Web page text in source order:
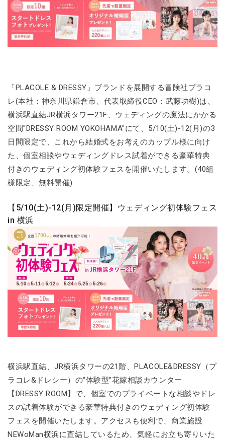
「PLACOLE & DRESSY」ブランドを展開する冒険社プラコ
レ(本社：神奈川県鎌倉市、代表取締役CEO：武藤功樹)は、
横浜駅直結JR横浜タワー21F、ウェディングの魔法にかかる
空間"DRESSY ROOM YOKOHAMA"にて、5/10(土)-12(月)の3
日間限定で、これから結婚式をお考えのカップル様に向け
た、個室相談やウェディングドレス試着ができる豪華特典
付きのウェディング初体験フェスを開催いたします。(40組
様限定、無料開催)
【5/10(土)-12(月)限定開催】ウェディング初体験フェス
in 横浜
横浜駅直結、JR横浜タワーの21階、PLACOLE&DRESSY（プ
ラコレ&ドレシー）の“体験型”花嫁相談カウンター
【DRESSY ROOM】で、個室でのプライベートな相談やドレ
スの試着体験ができる豪華特典付きのウェディング初体験
フェスを開催いたします。アクセスも便利で、商業施設
NEWoMan横浜に直結しているため、気軽にお立ち寄りいた